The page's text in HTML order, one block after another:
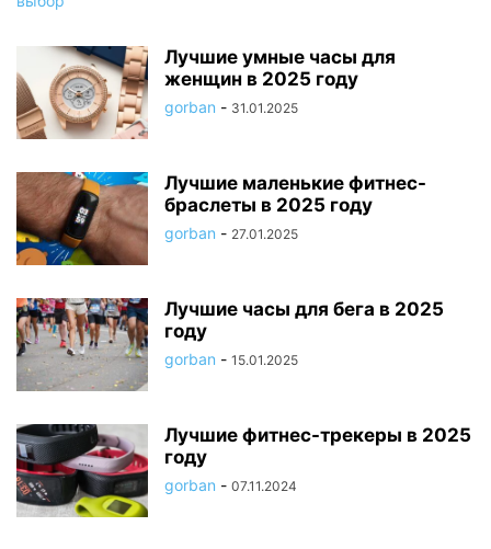
Лучшие умные часы для
женщин в 2025 году
gorban - 31.01.2025
Лучшие маленькие фитнес-
браслеты в 2025 году
gorban - 27.01.2025
Лучшие часы для бега в 2025
году
gorban - 15.01.2025
Лучшие фитнес-трекеры в 2025
году
gorban - 07.11.2024